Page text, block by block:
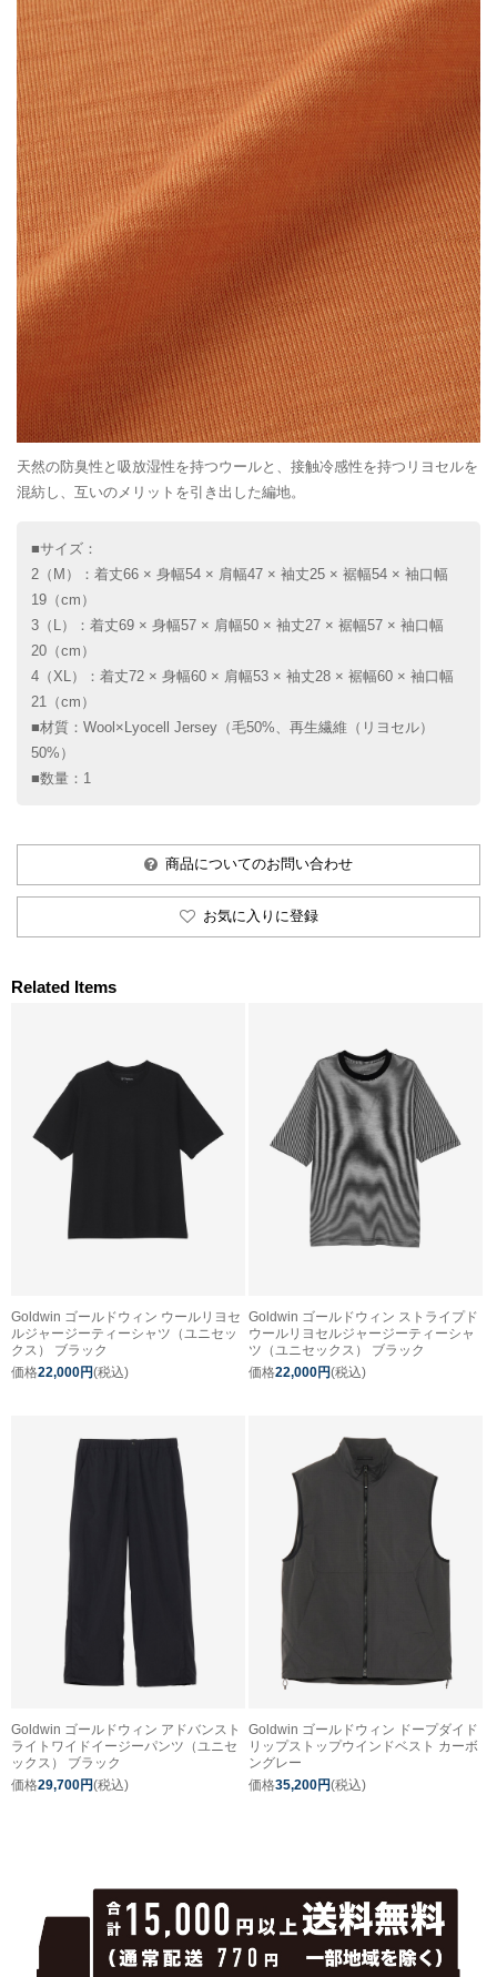
天然の防臭性と吸放湿性を持つウールと、接触冷感性を持つリヨセルを
混紡し、互いのメリットを引き出した編地。
■サイズ：
2（M）：着丈66 × 身幅54 × 肩幅47 × 袖丈25 × 裾幅54 × 袖口幅
19（cm）
3（L）：着丈69 × 身幅57 × 肩幅50 × 袖丈27 × 裾幅57 × 袖口幅
20（cm）
4（XL）：着丈72 × 身幅60 × 肩幅53 × 袖丈28 × 裾幅60 × 袖口幅
21（cm）
■材質：Wool×Lyocell Jersey（毛50%、再生繊維（リヨセル）
50%）
■数量：1
商品についてのお問い合わせ
お気に入りに登録
Related Items
Goldwin ゴールドウィン ウールリヨセ
ルジャージーティーシャツ（ユニセッ
クス） ブラック
価格22,000円(税込)
Goldwin ゴールドウィン ストライプド
ウールリヨセルジャージーティーシャ
ツ（ユニセックス） ブラック
価格22,000円(税込)
Goldwin ゴールドウィン アドバンスト
ライトワイドイージーパンツ（ユニセ
ックス） ブラック
価格29,700円(税込)
Goldwin ゴールドウィン ドープダイド
リップストップウインドベスト カーボ
ングレー
価格35,200円(税込)